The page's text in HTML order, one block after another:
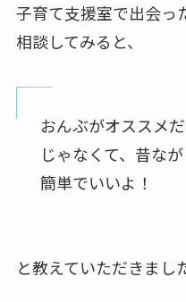
子育て支援室で出会っ
相談してみると、
おんぶがオススメ
じゃなくて、昔な
簡単でいいよ！
と教えていただきまし